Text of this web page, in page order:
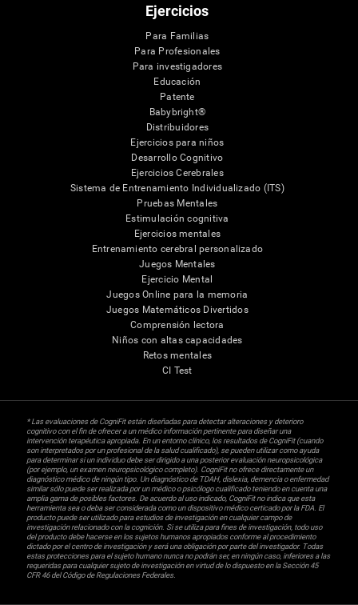
Ejercicios
Para Familias
Para Profesionales
Para investigadores
Educación
Patente
Babybright®
Distribuidores
Ejercicios para niños
Desarrollo Cognitivo
Ejercicios Cerebrales
Sistema de Entrenamiento Individualizado (ITS)
Pruebas Mentales
Estimulación cognitiva
Ejercicios mentales
Entrenamiento cerebral personalizado
Juegos Mentales
Ejercicio Mental
Juegos Online para la memoria
Juegos Matemáticos Divertidos
Comprensión lectora
Niños con altas capacidades
Retos mentales
CI Test
* Las evaluaciones de CogniFit están diseñadas para detectar alteraciones y deterioro
cognitivo con el fin de ofrecer a un médico información pertinente para diseñar una
intervención terapéutica apropiada. En un entorno clínico, los resultados de CogniFit (cuando
son interpretados por un profesional de la salud cualificado), se pueden utilizar como ayuda
para determinar si un individuo debe ser dirigido a una posterior evaluación neuropsicológica
(por ejemplo, un examen neuropsicológico completo). CogniFit no ofrece directamente un
diagnóstico médico de ningún tipo. Un diagnóstico de TDAH, dislexia, demencia o enfermedad
similar sólo puede ser realizada por un médico o psicólogo cualificado teniendo en cuenta una
amplia gama de posibles factores. De acuerdo al uso indicado, CogniFit no indica que esta
herramienta sea o deba ser considerada como un dispositivo médico certicado por la FDA. El
producto puede ser utilizado para estudios de investigación en cualquier campo de
investigación relacionado con la cognición. Si se utiliza para fines de investigación, todo uso
del producto debe hacerse en los sujetos humanos apropiados conforme al procedimiento
dictado por el centro de investigación y será una obligación por parte del investigador. Todas
estas protecciones para el sujeto humano nunca no podrán ser, en ningún caso, inferiores a las
requeridas para cualquier sujeto de investigación en virtud de lo dispuesto en la Sección 45
CFR 46 del Código de Regulaciones Federales.